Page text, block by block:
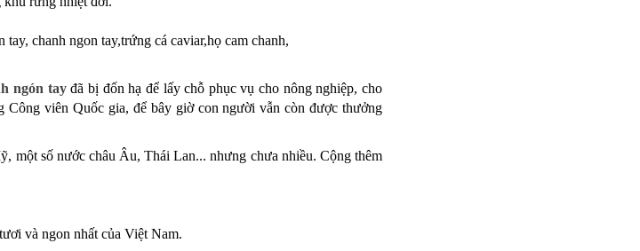
ngón tayđã bị đốn hạ để lấy chỗ phục vụ cho nông nghiệp, cho
Công viên Quốc gia, để bây giờ con người vẫn còn được thưởng
một số nước châu Âu, Thái Lan... nhưng chưa nhiều. Cộng thêm
và ngon nhất của Việt Nam.